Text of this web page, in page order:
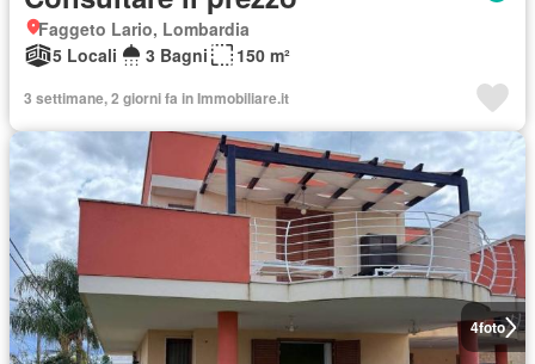
Faggeto Lario, Lombardia
5 Locali
3 Bagni 150 m²
3 settimane, 2 giorni fa in Immobiliare.it
4foto